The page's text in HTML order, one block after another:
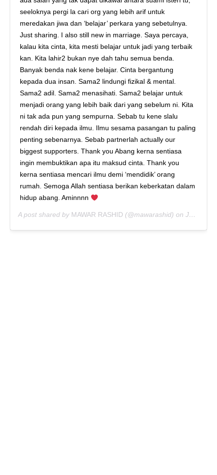
seeloknya pergi la cari org yang lebih arif untuk
meredakan jiwa dan ‘belajar’ perkara yang sebetulnya.
Just sharing. I also still new in marriage. Saya percaya,
kalau kita cinta, kita mesti belajar untuk jadi yang terbaik
kan. Kita lahir2 bukan nye dah tahu semua benda.
Banyak benda nak kene belajar. Cinta bergantung
kepada dua insan. Sama2 lindungi fizikal & mental.
Sama2 adil. Sama2 menasihati. Sama2 belajar untuk
menjadi orang yang lebih baik dari yang sebelum ni. Kita
ni tak ada pun yang sempurna. Sebab tu kene slalu
rendah diri kepada ilmu. Ilmu sesama pasangan tu paling
penting sebenarnya. Sebab partnerlah actually our
biggest supporters. Thank you Abang kerna sentiasa
ingin membuktikan apa itu maksud cinta. Thank you
kerna sentiasa mencari ilmu demi ‘mendidik’ orang
rumah. Semoga Allah sentiasa berikan keberkatan dalam
hidup abang. Aminnnn
A post shared by MAWAR RASHID (@mawarashid) on Jan 19, 2020 at 10:50pm PST